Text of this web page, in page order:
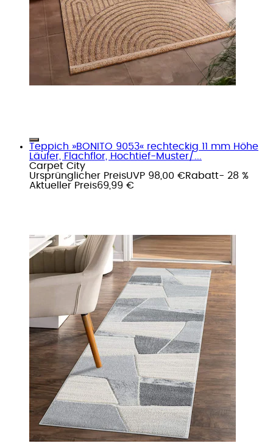
Teppich »BONITO 9053« rechteckig 11 mm Höhe
Läufer, Flachflor, Hochtief-Muster/...
Carpet City
Ursprünglicher PreisUVP 98,00 €Rabatt- 28 %
Aktueller Preis69,99 €